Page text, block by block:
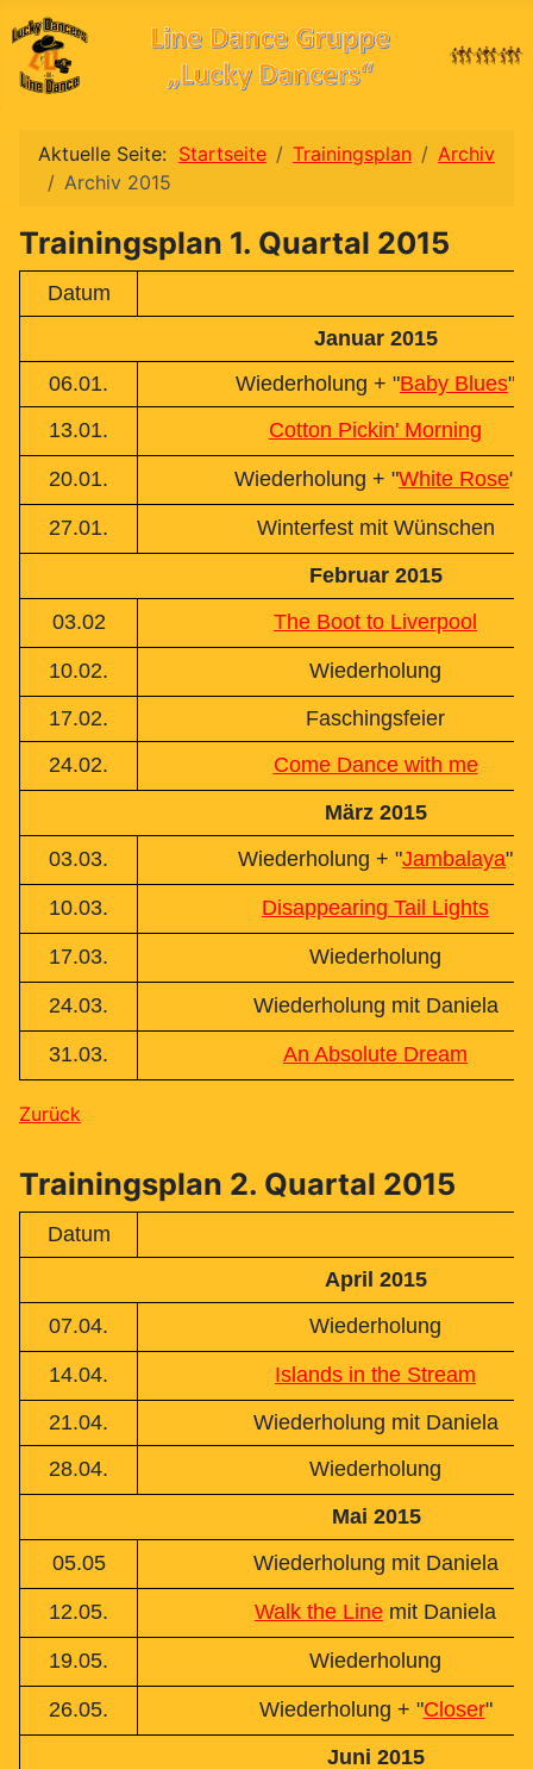
Aktuelle Seite: Startseite Trainingsplan
Archiv
Archiv 2015
Trainingsplan 1. Quartal 2015
Datum
Januar 2015
06.01.
Wiederholung + "Baby Blues"
13.01.
Cotton Pickin' Morning
20.01. Wiederholung + "White Rose"
27.01.
Winterfest mit Wünschen
Februar 2015
03.02
The Boot to Liverpool
10.02.
Wiederholung
17.02.
Faschingsfeier
24.02.
Come Dance with me
März 2015
03.03.
Wiederholung + "Jambalaya"
10.03. Disappearing Tail Lights
17.03. Wiederholung
24.03. Wiederholung mit Daniela
31.03. An Absolute Dream
Zurück
Trainingsplan 2. Quartal 2015
Datum
April 2015
07.04.
Wiederholung
14.04.
Islands in the Stream
21.04.
Wiederholung mit Daniela
28.04.
Wiederholung
Mai 2015
05.05
Wiederholung mit Daniela
12.05. Walk the Line mit Daniela
19.05. Wiederholung
26.05. Wiederholung + "Closer"
Juni 2015